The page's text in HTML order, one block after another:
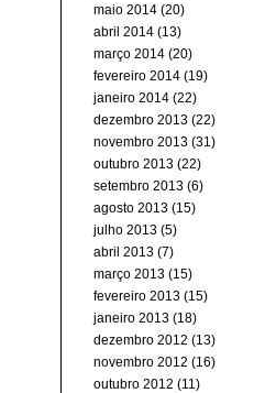
maio 2014 (20)
abril 2014 (13)
março 2014 (20)
fevereiro 2014 (19)
janeiro 2014 (22)
dezembro 2013 (22)
novembro 2013 (31)
outubro 2013 (22)
setembro 2013 (6)
agosto 2013 (15)
julho 2013 (5)
abril 2013 (7)
março 2013 (15)
fevereiro 2013 (15)
janeiro 2013 (18)
dezembro 2012 (13)
novembro 2012 (16)
outubro 2012 (11)